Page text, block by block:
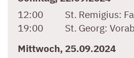
12:00
St. Remigius:
19:00
St. Georg:
Mittwoch, 25.09.2024